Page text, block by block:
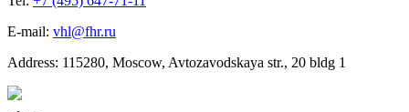
E-mail: vhl@fhr.ru
Address: 115280, Moscow, Avtozavodskaya str., 20 bldg 1